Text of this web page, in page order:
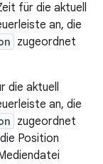
für die aktuell
an, die
zugeordnet
die aktuell
an, die
zugeordnet
Position